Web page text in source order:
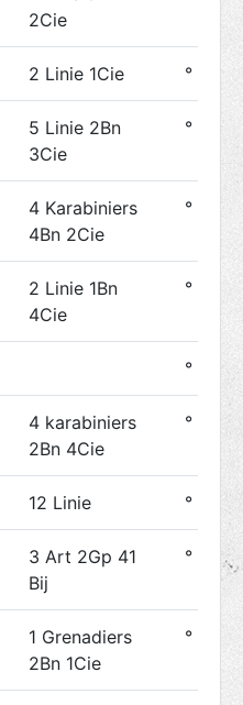
2Cie
2 Linie 1Cie °
5 Linie 2Bn
3Cie
°
4 Karabiniers
4Bn 2Cie
°
2 Linie 1Bn
4Cie
°
°
4 karabiniers
2Bn 4Cie
°
12 Linie °
3 Art 2Gp 41
Bij
°
1 Grenadiers
2Bn 1Cie
°